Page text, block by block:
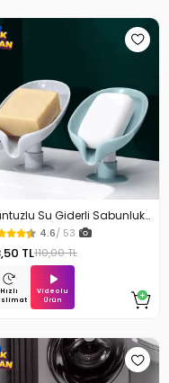
Su Giderli Sabunluk
4.6/ 53
TL110,00 TL
Hızlı
Videolu
Ürün